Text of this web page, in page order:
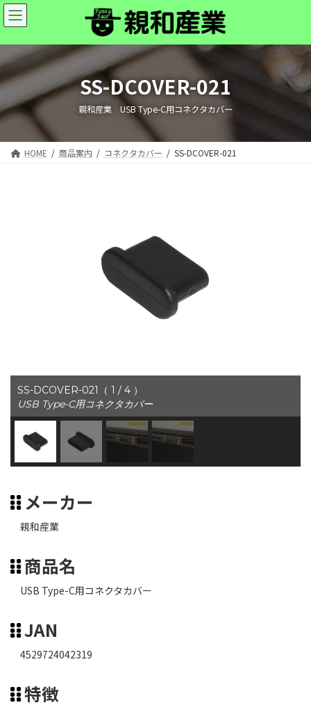
コ
ン
ン
ツ
へ
ス
キ
ッ
ナ
ビ
ー
シ
ョ
ン
に
移
SS-DCOVER-021
親和産業 USB Type-C用コネクタカバー
HOME 商品案内 コネクタカバー SS-DCOVER-021
SS-DCOVER-021（ 1 / 4 ）
USB Type-C用コネクタカバー
メーカー
親和産業
商品名
USB Type-C用コネクタカバー
JAN
4529724042319
特徴